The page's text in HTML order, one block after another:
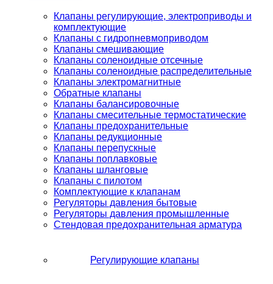
Клапаны регулирующие, электроприводы и
комплектующие
Клапаны с гидропневмоприводом
Клапаны смешивающие
Клапаны соленоидные отсечные
Клапаны соленоидные распределительные
Клапаны электромагнитные
Обратные клапаны
Клапаны балансировочные
Клапаны смесительные термостатические
Клапаны предохранительные
Клапаны редукционные
Клапаны перепускные
Клапаны поплавковые
Клапаны шланговые
Клапаны с пилотом
Комплектующие к клапанам
Регуляторы давления бытовые
Регуляторы давления промышленные
Стендовая предохранительная арматура
Регулирующие клапаны